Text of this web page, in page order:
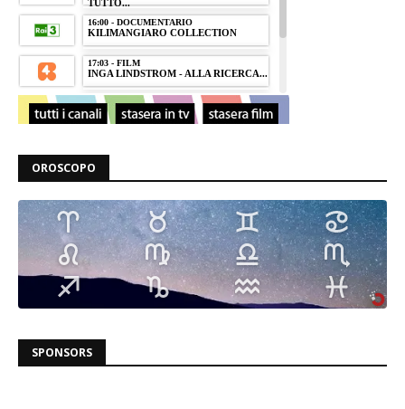
OROSCOPO
SPONSORS